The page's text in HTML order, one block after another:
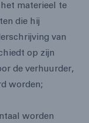
materieel te
die hij
van
op zijn
de verhuurder,
worden;
worden